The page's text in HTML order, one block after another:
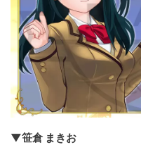
▼笹倉 まきお